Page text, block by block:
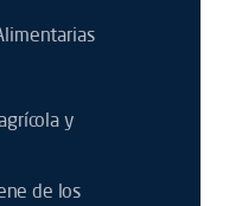
y
de los